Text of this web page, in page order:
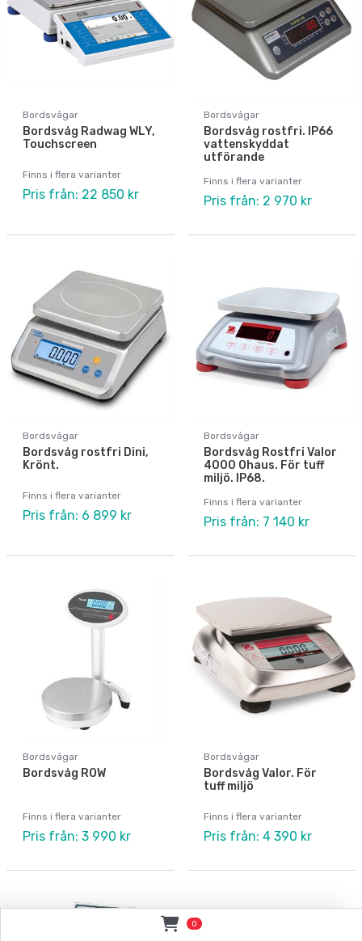
Bordsvågar
Bordsvåg Radwag WLY,
Touchscreen
Finns i flera varianter
Pris från: 22 850 kr
Bordsvågar
Bordsvåg rostfri. IP66
vattenskyddat
utförande
Finns i flera varianter
Pris från: 2 970 kr
Bordsvågar
Bordsvåg rostfri Dini,
Krönt.
Finns i flera varianter
Pris från: 6 899 kr
Bordsvågar
Bordsvåg Rostfri Valor
4000 Ohaus. För tuff
miljö. IP68.
Finns i flera varianter
Pris från: 7 140 kr
Bordsvågar
Bordsvåg ROW
Finns i flera varianter
Pris från: 3 990 kr
Bordsvågar
Bordsvåg Valor. För
tuff miljö
Finns i flera varianter
Pris från: 4 390 kr
0